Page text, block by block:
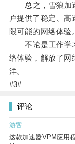
总之，雪狼加速
户提供了稳定、
限可能的网络体验。
不论是工作学习
络体验，解放了网
洋。
#3#
评论
游客
这款加速器VPM应用